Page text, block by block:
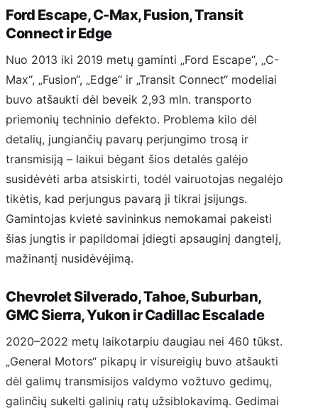
Ford Escape, C-Max, Fusion, Transit
Connect ir Edge
Nuo 2013 iki 2019 metų gaminti „Ford Escape“, „C-
Max“, „Fusion“, „Edge“ ir „Transit Connect“ modeliai
buvo atšaukti dėl beveik 2,93 mln. transporto
priemonių techninio defekto. Problema kilo dėl
detalių, jungiančių pavarų perjungimo trosą ir
transmisiją – laikui bėgant šios detalės galėjo
susidėvėti arba atsiskirti, todėl vairuotojas negalėjo
tikėtis, kad perjungus pavarą ji tikrai įsijungs.
Gamintojas kvietė savininkus nemokamai pakeisti
šias jungtis ir papildomai įdiegti apsauginį dangtelį,
mažinantį nusidėvėjimą.
Chevrolet Silverado, Tahoe, Suburban,
GMC Sierra, Yukon ir Cadillac Escalade
2020–2022 metų laikotarpiu daugiau nei 460 tūkst.
„General Motors“ pikapų ir visureigių buvo atšaukti
dėl galimų transmisijos valdymo vožtuvo gedimų,
galinčių sukelti galinių ratų užsiblokavimą. Gedimai